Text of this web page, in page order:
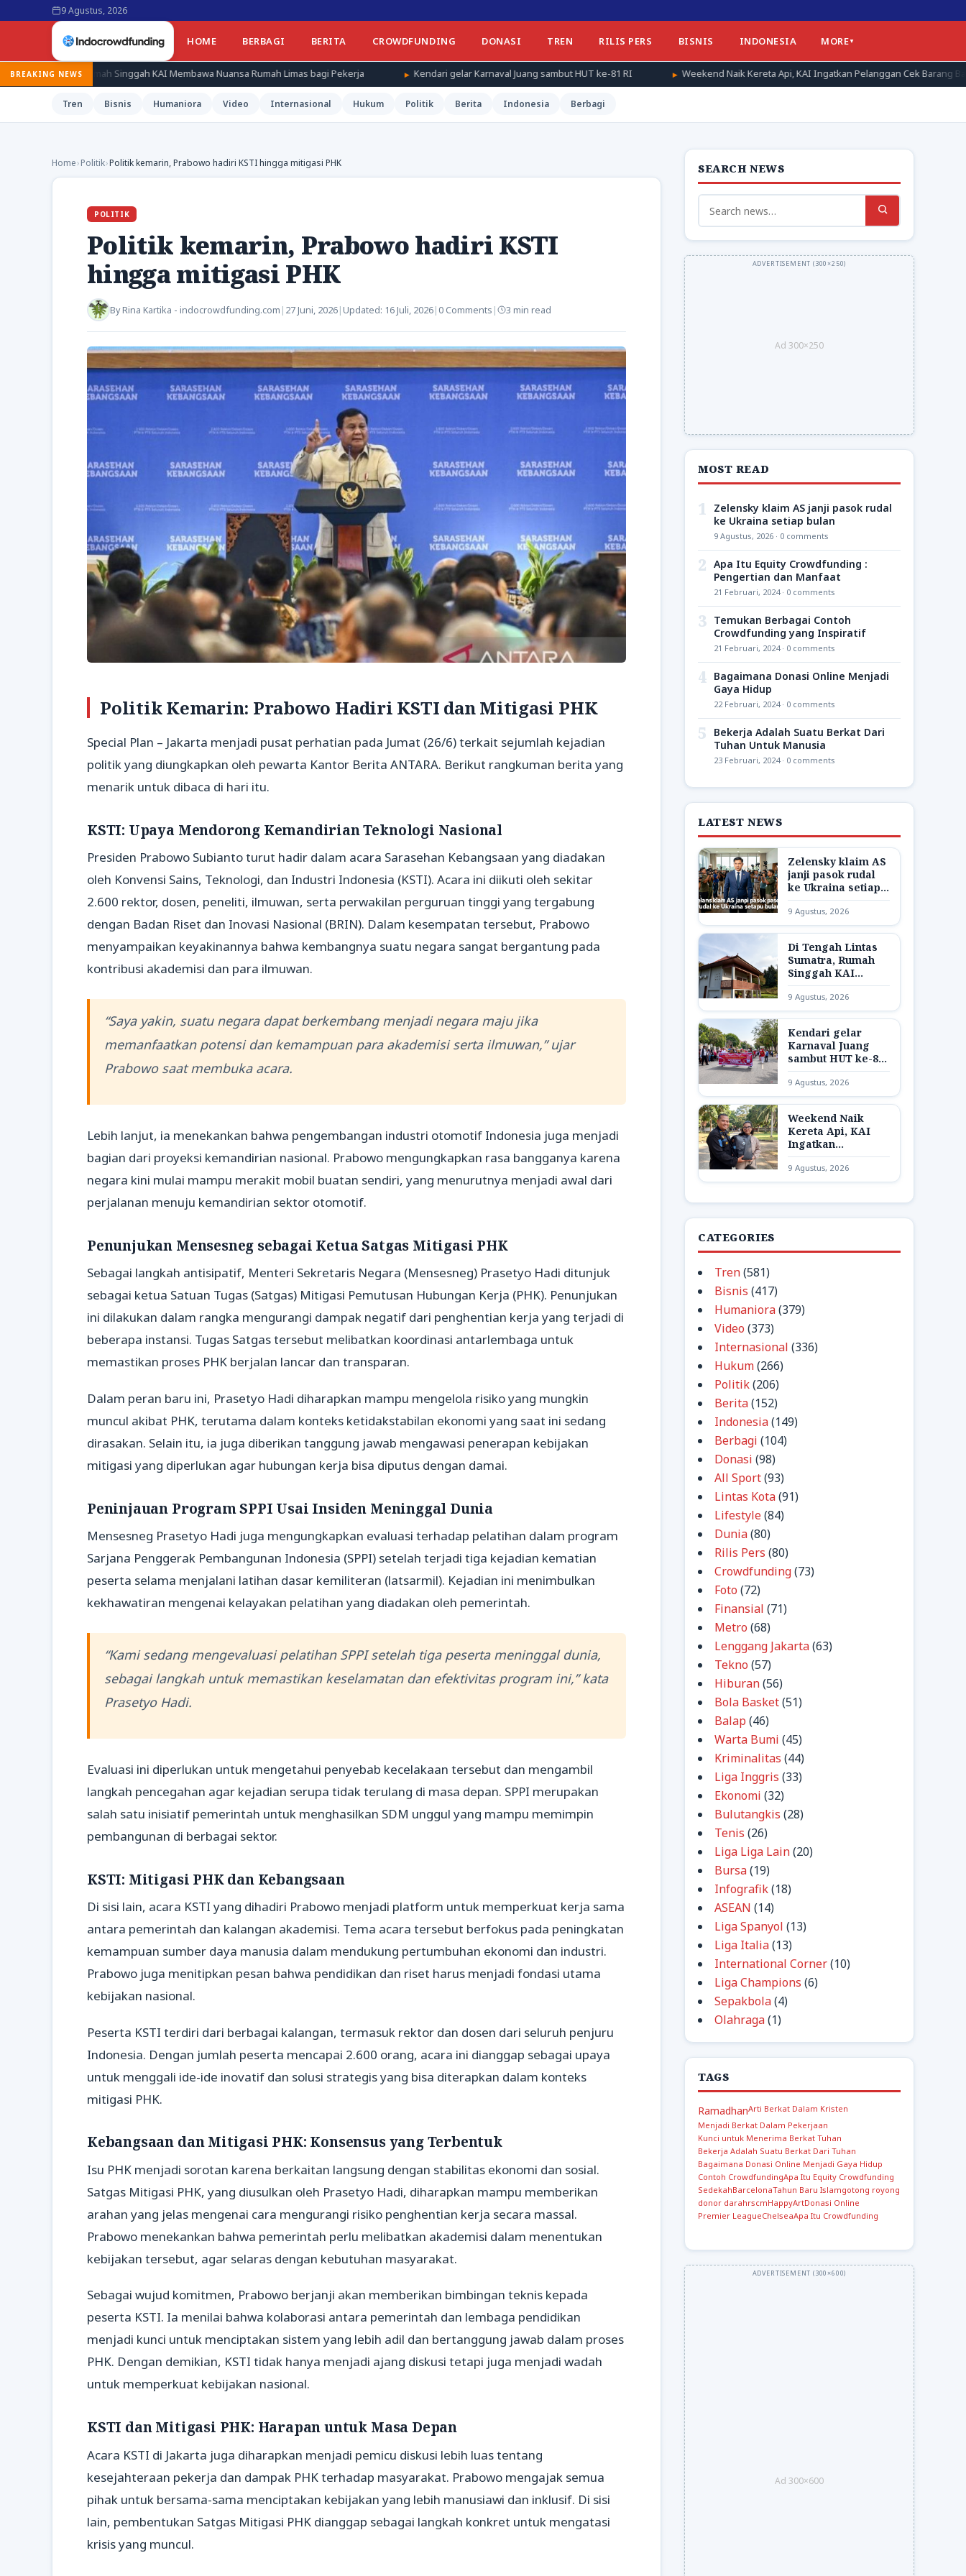
9 Agustus, 2026
HOME BERBAGI BERITA CROWDFUNDING DONASI TREN RILIS PERS BISNIS INDONESIA MORE
BREAKING NEWS
Singgah KAI Membawa Nuansa Rumah Limas bagi Pekerja Kendari gelar Karnaval Juang sambut HUT ke-81 RI Weekend Naik Kereta Api, KAI Ingatkan Pelanggan Cek Barang Bawaan Sebelum
Tren Bisnis Humaniora Video Internasional Hukum Politik Berita Indonesia Berbagi
Home›Politik›Politik kemarin, Prabowo hadiri KSTI hingga mitigasi PHK
POLITIK
Politik kemarin, Prabowo hadiri KSTI
hingga mitigasi PHK
ByRina Kartika - indocrowdfunding.com | 27 Juni, 2026| Updated: 16 Juli, 2026| 0 Comments | 3 min read
Politik Kemarin: Prabowo Hadiri KSTI dan Mitigasi PHK
Special Plan – Jakarta menjadi pusat perhatian pada Jumat (26/6) terkait sejumlah kejadian
politik yang diungkapkan oleh pewarta Kantor Berita ANTARA. Berikut rangkuman berita yang
menarik untuk dibaca di hari itu.
KSTI: Upaya Mendorong Kemandirian Teknologi Nasional
Presiden Prabowo Subianto turut hadir dalam acara Sarasehan Kebangsaan yang diadakan
oleh Konvensi Sains, Teknologi, dan Industri Indonesia (KSTI). Acara ini diikuti oleh sekitar
2.600 rektor, dosen, peneliti, ilmuwan, serta perwakilan perguruan tinggi yang tergabung
dengan Badan Riset dan Inovasi Nasional (BRIN). Dalam kesempatan tersebut, Prabowo
menyampaikan keyakinannya bahwa kembangnya suatu negara sangat bergantung pada
kontribusi akademisi dan para ilmuwan.
“Saya yakin, suatu negara dapat berkembang menjadi negara maju jika
memanfaatkan potensi dan kemampuan para akademisi serta ilmuwan,” ujar
Prabowo saat membuka acara.
Lebih lanjut, ia menekankan bahwa pengembangan industri otomotif Indonesia juga menjadi
bagian dari proyeksi kemandirian nasional. Prabowo mengungkapkan rasa bangganya karena
negara kini mulai mampu merakit mobil buatan sendiri, yang menurutnya menjadi awal dari
perjalanan menuju kemandirian sektor otomotif.
Penunjukan Mensesneg sebagai Ketua Satgas Mitigasi PHK
Sebagai langkah antisipatif, Menteri Sekretaris Negara (Mensesneg) Prasetyo Hadi ditunjuk
sebagai ketua Satuan Tugas (Satgas) Mitigasi Pemutusan Hubungan Kerja (PHK). Penunjukan
ini dilakukan dalam rangka mengurangi dampak negatif dari penghentian kerja yang terjadi di
beberapa instansi. Tugas Satgas tersebut melibatkan koordinasi antarlembaga untuk
memastikan proses PHK berjalan lancar dan transparan.
Dalam peran baru ini, Prasetyo Hadi diharapkan mampu mengelola risiko yang mungkin
muncul akibat PHK, terutama dalam konteks ketidakstabilan ekonomi yang saat ini sedang
dirasakan. Selain itu, ia juga diberikan tanggung jawab mengawasi penerapan kebijakan
mitigasi yang diperlukan agar hubungan kerja bisa diputus dengan damai.
Peninjauan Program SPPI Usai Insiden Meninggal Dunia
Mensesneg Prasetyo Hadi juga mengungkapkan evaluasi terhadap pelatihan dalam program
Sarjana Penggerak Pembangunan Indonesia (SPPI) setelah terjadi tiga kejadian kematian
peserta selama menjalani latihan dasar kemiliteran (latsarmil). Kejadian ini menimbulkan
kekhawatiran mengenai kelayakan pelatihan yang diadakan oleh pemerintah.
“Kami sedang mengevaluasi pelatihan SPPI setelah tiga peserta meninggal dunia,
sebagai langkah untuk memastikan keselamatan dan efektivitas program ini,” kata
Prasetyo Hadi.
Evaluasi ini diperlukan untuk mengetahui penyebab kecelakaan tersebut dan mengambil
langkah pencegahan agar kejadian serupa tidak terulang di masa depan. SPPI merupakan
salah satu inisiatif pemerintah untuk menghasilkan SDM unggul yang mampu memimpin
pembangunan di berbagai sektor.
KSTI: Mitigasi PHK dan Kebangsaan
Di sisi lain, acara KSTI yang dihadiri Prabowo menjadi platform untuk memperkuat kerja sama
antara pemerintah dan kalangan akademisi. Tema acara tersebut berfokus pada peningkatan
kemampuan sumber daya manusia dalam mendukung pertumbuhan ekonomi dan industri.
Prabowo juga menitipkan pesan bahwa pendidikan dan riset harus menjadi fondasi utama
kebijakan nasional.
Peserta KSTI terdiri dari berbagai kalangan, termasuk rektor dan dosen dari seluruh penjuru
Indonesia. Dengan jumlah peserta mencapai 2.600 orang, acara ini dianggap sebagai upaya
untuk menggali ide-ide inovatif dan solusi strategis yang bisa diterapkan dalam konteks
mitigasi PHK.
Kebangsaan dan Mitigasi PHK: Konsensus yang Terbentuk
Isu PHK menjadi sorotan karena berkaitan langsung dengan stabilitas ekonomi dan sosial.
Satgas Mitigasi PHK, yang diusulkan oleh Prasetyo Hadi, diharapkan mampu memberikan
arahan yang jelas mengenai cara mengurangi risiko penghentian kerja secara massal.
Prabowo menekankan bahwa pemerintah perlu melibatkan akademisi dalam menentukan
kebijakan tersebut, agar selaras dengan kebutuhan masyarakat.
Sebagai wujud komitmen, Prabowo berjanji akan memberikan bimbingan teknis kepada
peserta KSTI. Ia menilai bahwa kolaborasi antara pemerintah dan lembaga pendidikan
menjadi kunci untuk menciptakan sistem yang lebih adil dan bertanggung jawab dalam proses
PHK. Dengan demikian, KSTI tidak hanya menjadi ajang diskusi tetapi juga menjadi wadah
untuk memperkuat kebijakan nasional.
KSTI dan Mitigasi PHK: Harapan untuk Masa Depan
Acara KSTI di Jakarta juga diharapkan menjadi pemicu diskusi lebih luas tentang
kesejahteraan pekerja dan dampak PHK terhadap masyarakat. Prabowo mengajak semua
pihak untuk bersama-sama menciptakan kebijakan yang lebih manusiawi dan inklusif. Di sisi
lain, pembentukan Satgas Mitigasi PHK dianggap sebagai langkah konkret untuk mengatasi
krisis yang muncul.
SEARCH NEWS
Search
for:
Ad 300×250
MOST READ
1
Zelensky klaim AS janji pasok rudal
ke Ukraina setiap bulan
9 Agustus, 2026 · 0 comments
2 Apa Itu Equity Crowdfunding :
Pengertian dan Manfaat
21 Februari, 2024 · 0 comments
3 Temukan Berbagai Contoh
Crowdfunding yang Inspiratif
21 Februari, 2024 · 0 comments
4 Bagaimana Donasi Online Menjadi
Gaya Hidup
22 Februari, 2024 · 0 comments
5
Bekerja Adalah Suatu Berkat Dari
Tuhan Untuk Manusia
23 Februari, 2024 · 0 comments
LATEST NEWS
Zelensky klaim AS
janji pasok rudal
ke Ukraina setiap
bulan
9 Agustus, 2026
Di Tengah Lintas
Sumatra, Rumah
Singgah KAI
Membawa Nuansa
Rumah Limas bagi
Pekerja
9 Agustus, 2026
Kendari gelar
Karnaval Juang
sambut HUT ke-81
RI
9 Agustus, 2026
Weekend Naik
Kereta Api, KAI
Ingatkan
Pelanggan Cek
Barang Bawaan
Sebelum Turun
9 Agustus, 2026
CATEGORIES
Tren(581)
Bisnis (417)
Humaniora(379)
Video (373)
Internasional (336)
Hukum(266)
Politik(206)
Berita(152)
Indonesia(149)
Berbagi (104)
Donasi (98)
All Sport(93)
Lintas Kota(91)
Lifestyle(84)
Dunia(80)
Rilis Pers (80)
Crowdfunding(73)
Foto (72)
Finansial (71)
Metro (68)
Lenggang Jakarta(63)
Tekno (57)
Hiburan(56)
Bola Basket(51)
Balap (46)
Warta Bumi (45)
Kriminalitas (44)
Liga Inggris (33)
Ekonomi (32)
Bulutangkis (28)
Tenis (26)
Liga Liga Lain(20)
Bursa(19)
Infografik(18)
ASEAN (14)
Liga Spanyol (13)
Liga Italia(13)
International Corner(10)
Liga Champions (6)
Sepakbola(4)
Olahraga(1)
TAGS
RamadhanArti Berkat Dalam Kristen
Menjadi Berkat Dalam Pekerjaan
Kunci untuk Menerima Berkat Tuhan
Bekerja Adalah Suatu Berkat Dari Tuhan
Bagaimana Donasi Online Menjadi Gaya Hidup
Contoh CrowdfundingApa Itu Equity Crowdfunding
SedekahBarcelonaTahun Baru Islamgotong royong
donor darahrscmHappyArtDonasi Online
Premier LeagueChelseaApa Itu Crowdfunding
Ad 300×600